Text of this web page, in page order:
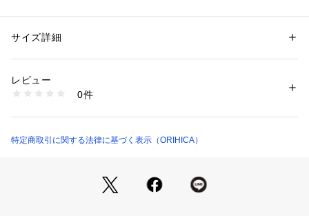
・綿・ポリエステル・ポリウレタン3者混でハイブリッドなラ
イトダンボール素材を使用。ポリウレタンを加えることでピリ
性別：メンズ
素材：本体：綿50%・ポリエステル48%・ポリウレタン2%
4240000003187
サイズ詳細
レビュー
0件
特定商取引に関する法律に基づく表示（ORIHICA）